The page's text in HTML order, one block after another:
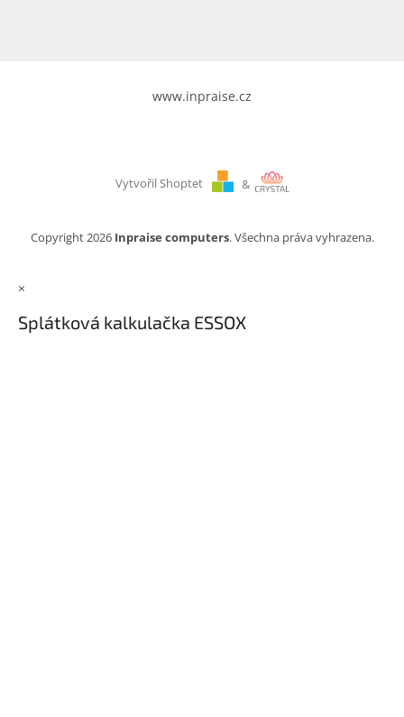
www.inpraise.cz
Vytvořil Shoptet &
Copyright 2026 Inpraise computers. Všechna práva vyhrazena.
×
Splátková kalkulačka ESSOX